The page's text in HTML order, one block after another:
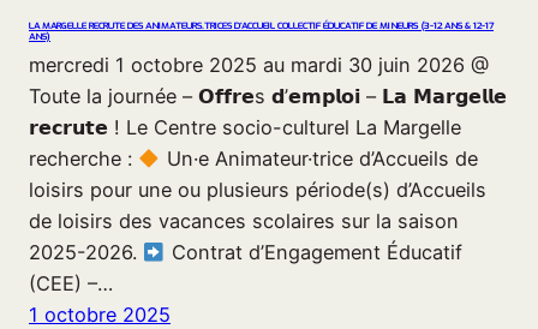
LA MARGELLE RECRUTE DES ANIMATEURS.TRICES D’ACCUEIL COLLECTIF ÉDUCATIF DE MINEURS (3-12 ANS & 12-17
ANS)
mercredi 1 octobre 2025 au mardi 30 juin 2026 @
Toute la journée – 𝗢𝗳𝗳𝗿𝗲s 𝗱’𝗲𝗺𝗽𝗹𝗼𝗶 – 𝗟𝗮 𝗠𝗮𝗿𝗴𝗲𝗹𝗹𝗲
𝗿𝗲𝗰𝗿𝘂𝘁𝗲 ! Le Centre socio-culturel La Margelle
recherche :
Un·e Animateur·trice d’Accueils de
loisirs pour une ou plusieurs période(s) d’Accueils
de loisirs des vacances scolaires sur la saison
2025-2026.
Contrat d’Engagement Éducatif
(CEE) –…
1 octobre 2025